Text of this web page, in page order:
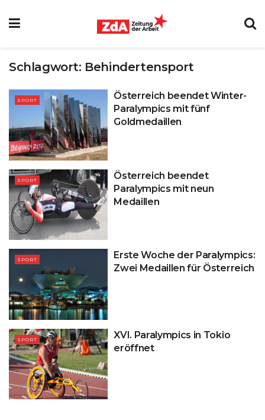
Schlagwort: Behindertensport
SPORT
Österreich beendet Winter-
Paralympics mit fünf
Goldmedaillen
SPORT
Österreich beendet
Paralympics mit neun
Medaillen
SPORT
Erste Woche der Paralympics:
Zwei Medaillen für Österreich
SPORT
XVI. Paralympics in Tokio
eröffnet